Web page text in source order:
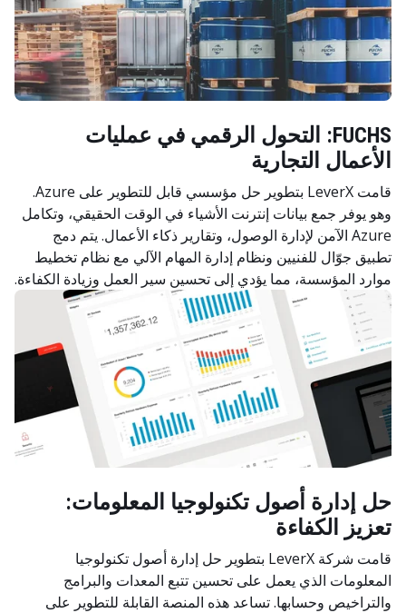
FUCHS: التحول الرقمي في عمليات
الأعمال التجارية
قامت LeverX بتطوير حل مؤسسي قابل للتطوير على Azure.
وهو يوفر جمع بيانات إنترنت الأشياء في الوقت الحقيقي، وتكامل
Azure الآمن لإدارة الوصول، وتقارير ذكاء الأعمال. يتم دمج
تطبيق جوّال للفنيين ونظام إدارة المهام الآلي مع نظام تخطيط
موارد المؤسسة، مما يؤدي إلى تحسين سير العمل وزيادة الكفاءة.
حل إدارة أصول تكنولوجيا المعلومات:
تعزيز الكفاءة
قامت شركة LeverX بتطوير حل إدارة أصول تكنولوجيا
المعلومات الذي يعمل على تحسين تتبع المعدات والبرامج
والتراخيص وحسابها. تساعد هذه المنصة القابلة للتطوير على